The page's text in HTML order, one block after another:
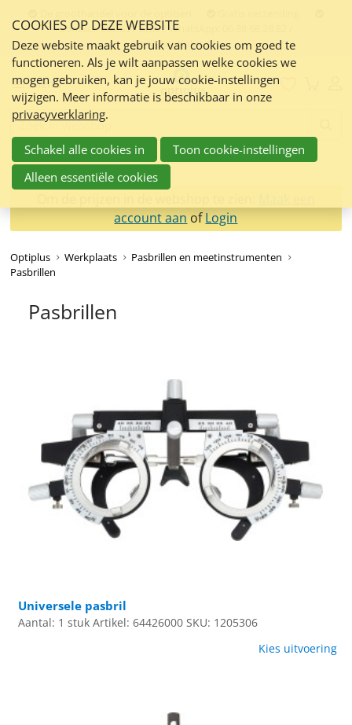
links
over
Spring
naar
de
inhoud
Spring
naar
navigatie
Contact:050 551 5200 / WhatsApp: 06 38 68 28 82 /
info@optiplus.nl
Menu
Zoeken:
account aan ofLogin
Optiplus Werkplaats
Pasbrillen en meetinstrumenten
Pasbrillen
Pasbrillen
Universele pasbril
Aantal: 1 stuk Artikel: 64426000 SKU: 1205306
Kies uitvoering
COOKIES OP DEZE WEBSITE
Deze website maakt gebruik van cookies om goed te
functioneren. Als je wilt aanpassen welke cookies we
mogen gebruiken, kan je jouw cookie-instellingen
wijzigen. Meer informatie is beschikbaar in onze
privacyverklaring.
Schakel alle cookies in
Toon cookie-instellingen
Alleen essentiële cookies